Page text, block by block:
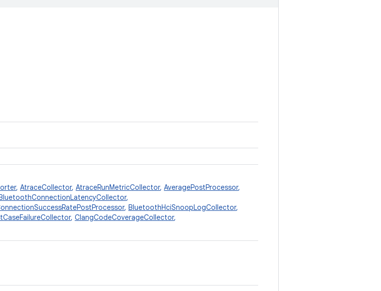
, AtraceCollector, AtraceRunMetricCollector, AveragePostProcessor,
,
, BluetoothHciSnoopLogCollector,
, ClangCodeCoverageCollector,